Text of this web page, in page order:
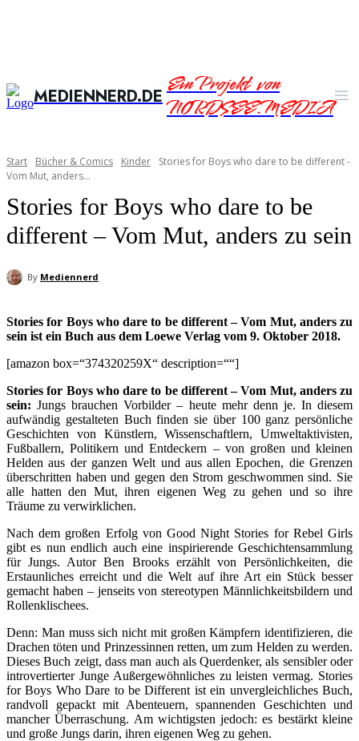
MEDIENNERD.DEEin Projekt von
NORDSEE.MEDIA
Start Bücher & Comics Kinder
Stories for Boys who dare to be different -
Vom Mut, anders...
Stories for Boys who dare to be
different – Vom Mut, anders zu sein
By Mediennerd
Stories for Boys who dare to be different – Vom Mut, anders zu
sein ist ein Buch aus dem Loewe Verlag vom 9. Oktober 2018.
[amazon box=“374320259X“ description=““]
Stories for Boys who dare to be different – Vom Mut, anders zu
sein: Jungs brauchen Vorbilder – heute mehr denn je. In diesem
aufwändig gestalteten Buch finden sie über 100 ganz persönliche
Geschichten von Künstlern, Wissenschaftlern, Umweltaktivisten,
Fußballern, Politikern und Entdeckern – von großen und kleinen
Helden aus der ganzen Welt und aus allen Epochen, die Grenzen
überschritten haben und gegen den Strom geschwommen sind. Sie
alle hatten den Mut, ihren eigenen Weg zu gehen und so ihre
Träume zu verwirklichen.
Nach dem großen Erfolg von Good Night Stories for Rebel Girls
gibt es nun endlich auch eine inspirierende Geschichtensammlung
für Jungs. Autor Ben Brooks erzählt von Persönlichkeiten, die
Erstaunliches erreicht und die Welt auf ihre Art ein Stück besser
gemacht haben – jenseits von stereotypen Männlichkeitsbildern und
Rollenklischees.
Denn: Man muss sich nicht mit großen Kämpfern identifizieren, die
Drachen töten und Prinzessinnen retten, um zum Helden zu werden.
Dieses Buch zeigt, dass man auch als Querdenker, als sensibler oder
introvertierter Junge Außergewöhnliches zu leisten vermag. Stories
for Boys Who Dare to be Different ist ein unvergleichliches Buch,
randvoll gepackt mit Abenteuern, spannenden Geschichten und
mancher Überraschung. Am wichtigsten jedoch: es bestärkt kleine
und große Jungs darin, ihren eigenen Weg zu gehen.